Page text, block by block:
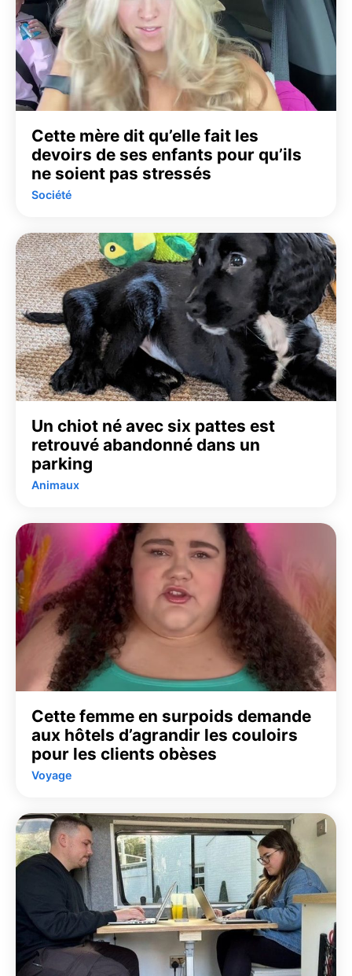
Cette mère dit qu’elle fait les
devoirs de ses enfants pour qu’ils
ne soient pas stressés
Société
Un chiot né avec six pattes est
retrouvé abandonné dans un
parking
Animaux
Cette femme en surpoids demande
aux hôtels d’agrandir les couloirs
pour les clients obèses
Voyage